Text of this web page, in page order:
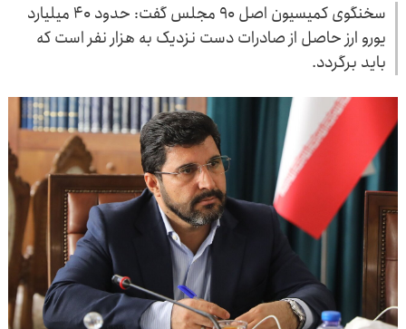
سخنگوی کمیسیون اصل ۹۰ مجلس گفت: حدود ۴۰ میلیارد
یورو ارز حاصل از صادرات دست نزدیک به هزار نفر است که
باید برگردد.